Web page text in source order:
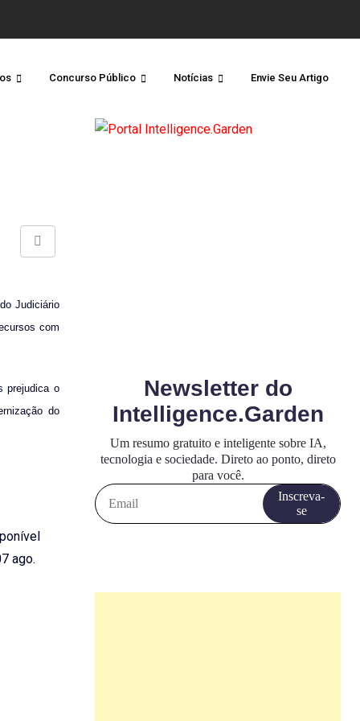
Concurso Público Notícias Envie Seu Artigo
Share
Judiciário
com
prejudica o
do
ago.